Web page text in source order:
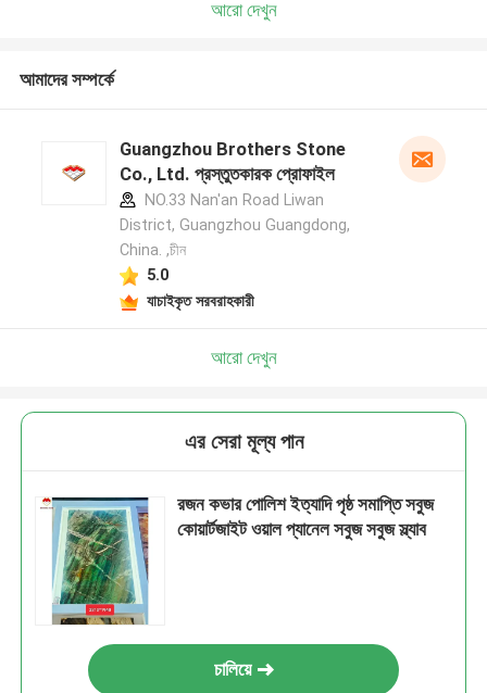
আরো দেখুন
আমাদের সম্পর্কে
Guangzhou Brothers Stone
Co., Ltd. প্রস্তুতকারক প্রোফাইল
NO.33 Nan'an Road Liwan
District, Guangzhou Guangdong,
China. ,চীন
5.0
যাচাইকৃত সরবরাহকারী
আরো দেখুন
এর সেরা মূল্য পান
রজন কভার পোলিশ ইত্যাদি পৃষ্ঠ সমাপ্তি সবুজ
কোয়ার্টজাইট ওয়াল প্যানেল সবুজ সবুজ স্ল্যাব
চালিয়ে